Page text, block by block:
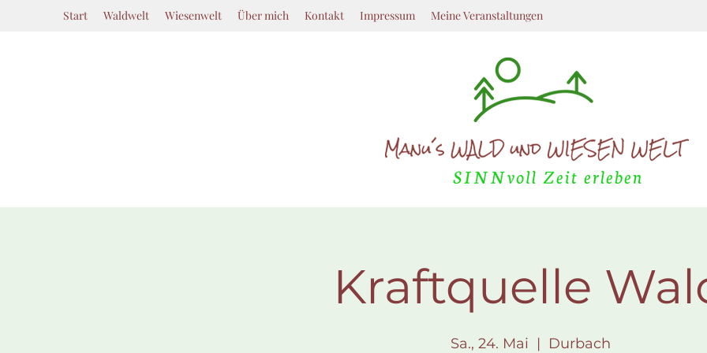
Start Waldwelt Wiesenwelt Über mich Kontakt Impressum Meine Veranstaltungen
Kraftquelle
Sa., 24. Mai
  |
Durbach